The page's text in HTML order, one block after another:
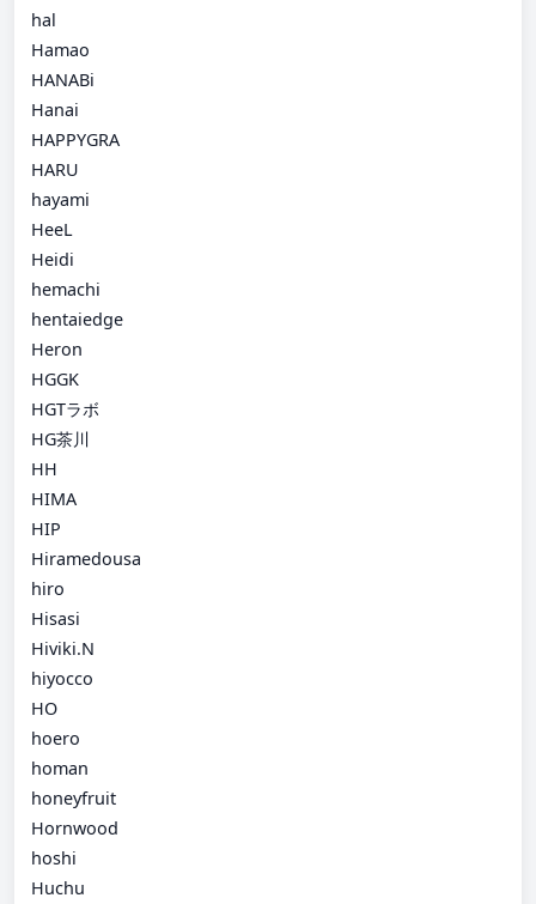
hal
Hamao
HANABi
Hanai
HAPPYGRA
HARU
hayami
HeeL
Heidi
hemachi
hentaiedge
Heron
HGGK
HGTラボ
HG茶川
HH
HIMA
HIP
Hiramedousa
hiro
Hisasi
Hiviki.N
hiyocco
HO
hoero
homan
honeyfruit
Hornwood
hoshi
Huchu